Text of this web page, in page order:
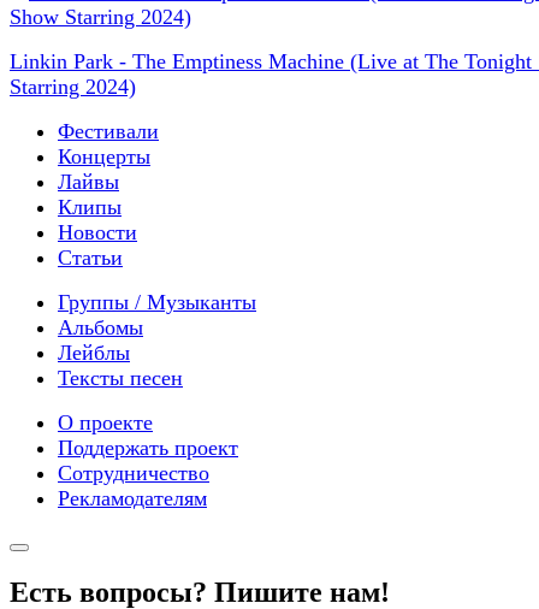
Linkin Park - The Emptiness Machine (Live at The Tonight
Starring 2024)
Фестивали
Концерты
Лайвы
Клипы
Новости
Статьи
Группы / Музыканты
Альбомы
Лейблы
Тексты песен
О проекте
Поддержать проект
Сотрудничество
Рекламодателям
Есть вопросы? Пишите нам!